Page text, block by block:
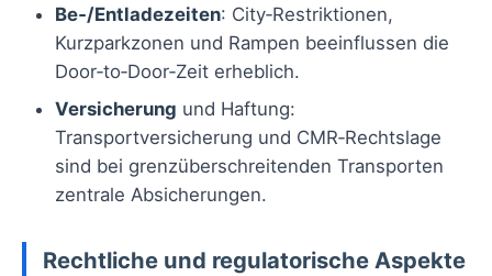
Be‑/Entladezeiten: City‑Restriktionen,
Kurzparkzonen und Rampen beeinflussen die
Door‑to‑Door‑Zeit erheblich.
Versicherung und Haftung:
Transportversicherung und CMR‑Rechtslage
sind bei grenzüberschreitenden Transporten
zentrale Absicherungen.
Rechtliche und regulatorische Aspekte